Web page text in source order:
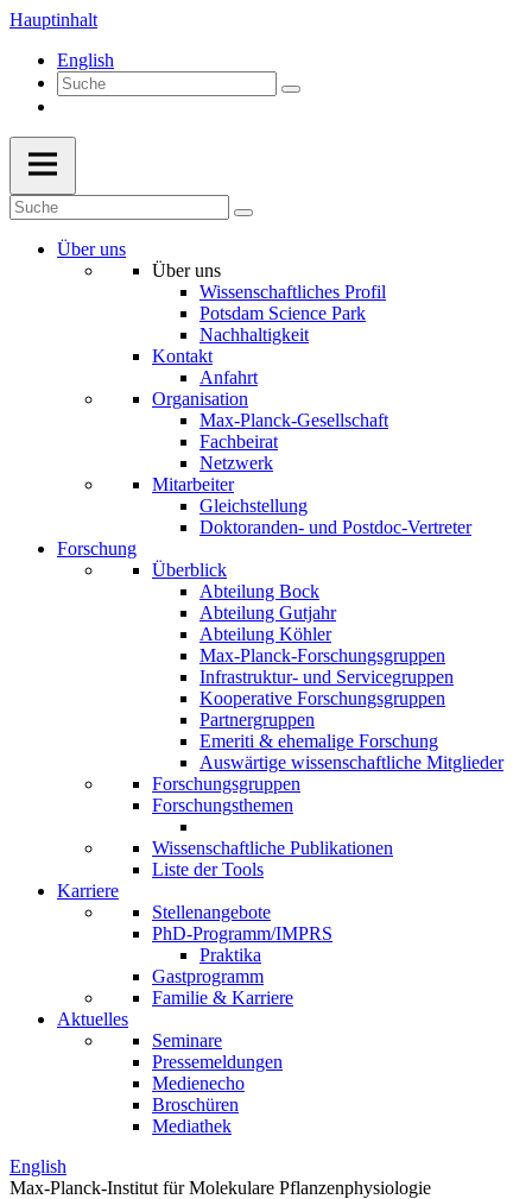
Hauptinhalt
English
Über uns
Über uns
Wissenschaftliches Profil
Potsdam Science Park
Nachhaltigkeit
Kontakt
Anfahrt
Organisation
Max-Planck-Gesellschaft
Fachbeirat
Netzwerk
Mitarbeiter
Gleichstellung
Doktoranden- und Postdoc-Vertreter
Forschung
Überblick
Abteilung Bock
Abteilung Gutjahr
Abteilung Köhler
Max-Planck-Forschungsgruppen
Infrastruktur- und Servicegruppen
Kooperative Forschungsgruppen
Partnergruppen
Emeriti & ehemalige Forschung
Auswärtige wissenschaftliche Mitglieder
Forschungsgruppen
Forschungsthemen
Wissenschaftliche Publikationen
Liste der Tools
Karriere
Stellenangebote
PhD-Programm/IMPRS
Praktika
Gastprogramm
Familie & Karriere
Aktuelles
Seminare
Pressemeldungen
Medienecho
Broschüren
Mediathek
English
Max-Planck-Institut für Molekulare Pflanzenphysiologie